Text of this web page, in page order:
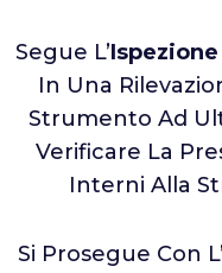
Segue L’
In Una
Strumento Ad
Verificare La
Interni Alla
Si Prosegue Con